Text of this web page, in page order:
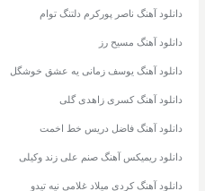
دانلود آهنگ ناصر پورکرم دلتنگ توام
دانلود آهنگ مسیح رز
دانلود آهنگ یوسف زمانی یه عشق خوشگل
دانلود آهنگ کسری زاهدی گلی
دانلود آهنگ فاضل دریس خط اخمت
دانلود ریمیکس آهنگ صنم علی زند وکیلی
دانلود آهنگ کردی میلاد غلامی نیه تیدو